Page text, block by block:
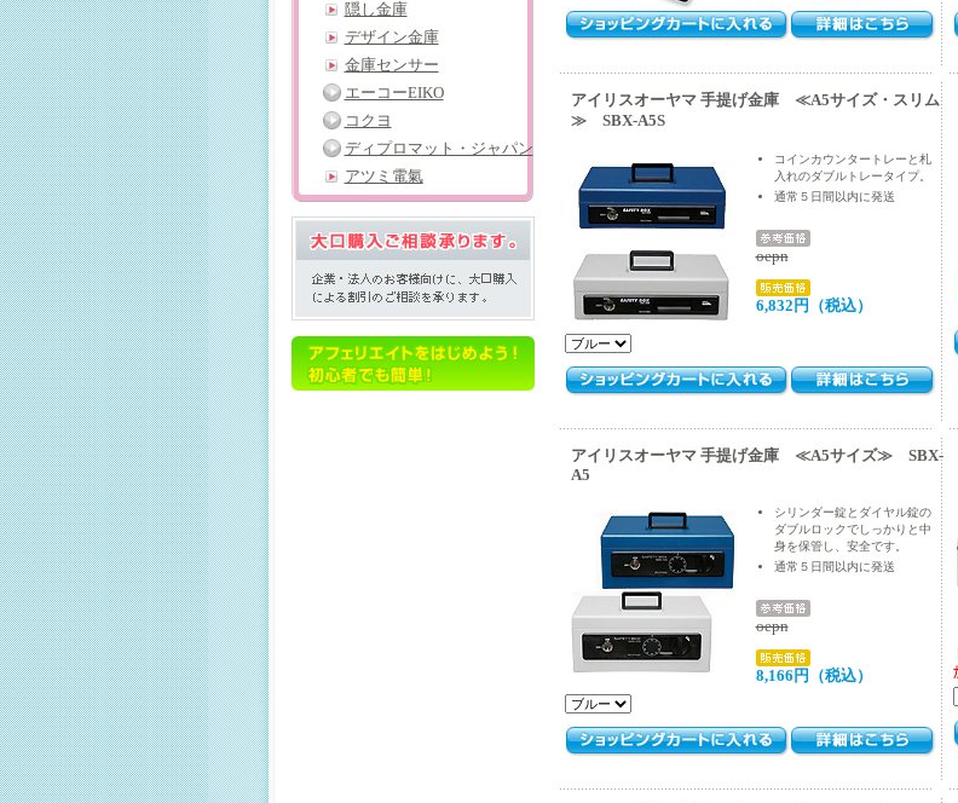
アイリスオーヤマ 手提げ金庫 ≪A5サイズ・スリム
≫ SBX-A5S
コインカウンタートレーと札
入れのダブルトレータイプ。
通常５日間以内に発送
oepn
6,832円（税込）
アイリスオーヤマ 手提げ金庫 ≪A5サイズ≫ SBX-
A5
シリンダー錠とダイヤル錠の
ダブルロックでしっかりと中
身を保管し、安全です。
通常５日間以内に発送
oepn
8,166円（税込）
隠し金庫
デザイン金庫
金庫センサー
エーコーEIKO
コクヨ
ディプロマット・ジャパン
アツミ電氣